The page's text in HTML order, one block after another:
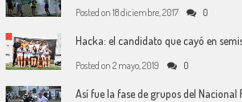
Posted on 18 diciembre, 2017 0
Hacka: el candidato que cayó en
Posted on 2 mayo, 2019 0
Así fue la fase de grupos del Nacional